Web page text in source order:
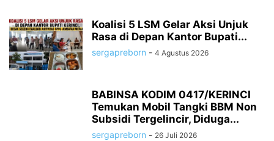
Koalisi 5 LSM Gelar Aksi Unjuk
Rasa di Depan Kantor Bupati...
sergapreborn - 4 Agustus 2026
BABINSA KODIM 0417/KERINCI
Temukan Mobil Tangki BBM Non
Subsidi Tergelincir, Diduga...
sergapreborn - 26 Juli 2026